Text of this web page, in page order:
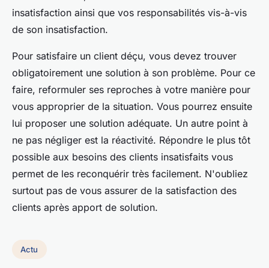
insatisfaction ainsi que vos responsabilités vis-à-vis
de son insatisfaction.
Pour satisfaire un client déçu, vous devez trouver
obligatoirement une solution à son problème. Pour ce
faire, reformuler ses reproches à votre manière pour
vous approprier de la situation. Vous pourrez ensuite
lui proposer une solution adéquate. Un autre point à
ne pas négliger est la réactivité. Répondre le plus tôt
possible aux besoins des clients insatisfaits vous
permet de les reconquérir très facilement. N'oubliez
surtout pas de vous assurer de la satisfaction des
clients après apport de solution.
Actu